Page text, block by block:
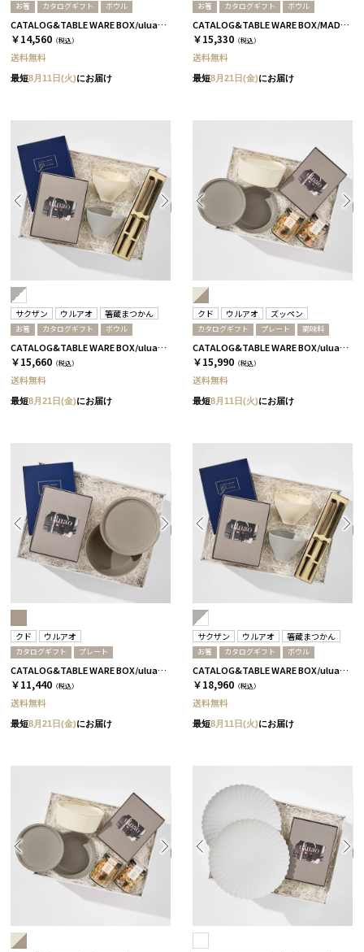
お箸 カタログギフト ボウル
CATALOG&TABLE WARE BOX/uluao/グレー＆ホワイト/ 浅葱＆桜 バジーリア
￥14,560 （税込）
送料無料
最短8月11日(火)にお届け
お箸 カタログギフト ボウル
CATALOG&TABLE WARE BOX/MADE IN JAPAN/グレー＆ホワイト/浜色＆雲色/ C MJ10＋藍
￥15,330 （税込）
送料無料
最短8月21日(金)にお届け
サクザン ウルアオ 箸蔵まつかん
お箸 カタログギフト ボウル
CATALOG&TABLE WARE BOX/uluao/グレー＆ホワイト/ 浅葱＆桜 イヴェット
￥15,660 （税込）
送料無料
最短8月21日(金)にお届け
クド ウルアオ ズッペン
カタログギフト プレート 調味料
CATALOG&TABLE WARE BOX/uluao/9°/白無垢&茶大色/全5種 フロレンツィア
￥15,990 （税込）
送料無料
最短8月11日(火)にお届け
クド ウルアオ
カタログギフト プレート
CATALOG&TABLE WARE BOX/uluao/9°/茶大色/全5種 イヴェット
￥11,440 （税込）
送料無料
最短8月21日(金)にお届け
サクザン ウルアオ 箸蔵まつかん
お箸 カタログギフト ボウル
CATALOG&TABLE WARE BOX/uluao/グレー＆ホワイト/ 浅葱＆桜 ザグーアン
￥18,960 （税込）
送料無料
最短8月11日(火)にお届け